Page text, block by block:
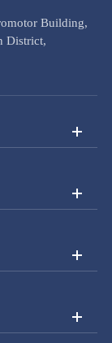
Building,
District,